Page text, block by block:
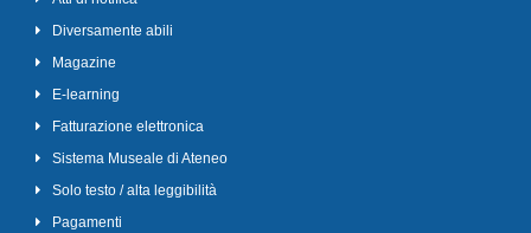
Diversamente abili
Magazine
E-learning
Fatturazione elettronica
Sistema Museale di Ateneo
Solo testo / alta leggibilità
Pagamenti